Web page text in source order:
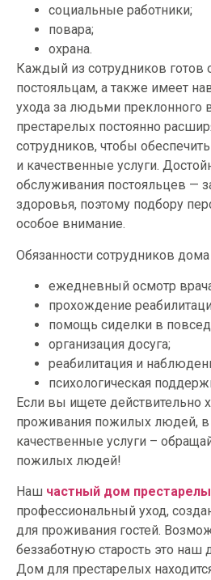
социальные работники;
повара;
охрана.
Каждый из сотрудников готов
постояльцам, а также имеет
ухода за людьми преклонного
престарелых постоянно
сотрудников, чтобы
и качественные услуги.
обслуживания постояльцев —
здоровья, поэтому подбору
особое внимание.
Обязанности сотрудников
ежедневный осмотр
прохождение
помощь сиделки в
организация досуга;
реабилитация и
психологическая
Если вы ищете действительно
проживания пожилых людей, в
качественные услуги –
пожилых людей!
Наш частный дом
профессиональный уход,
для проживания гостей.
беззаботную старость это наш
Дом для престарелых